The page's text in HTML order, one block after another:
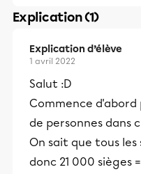
Explication (1)
Explication d’élève
1 avril 2022
Salut :D
Commence
de personnes dans
On sait que tous
donc 21 000 sièges